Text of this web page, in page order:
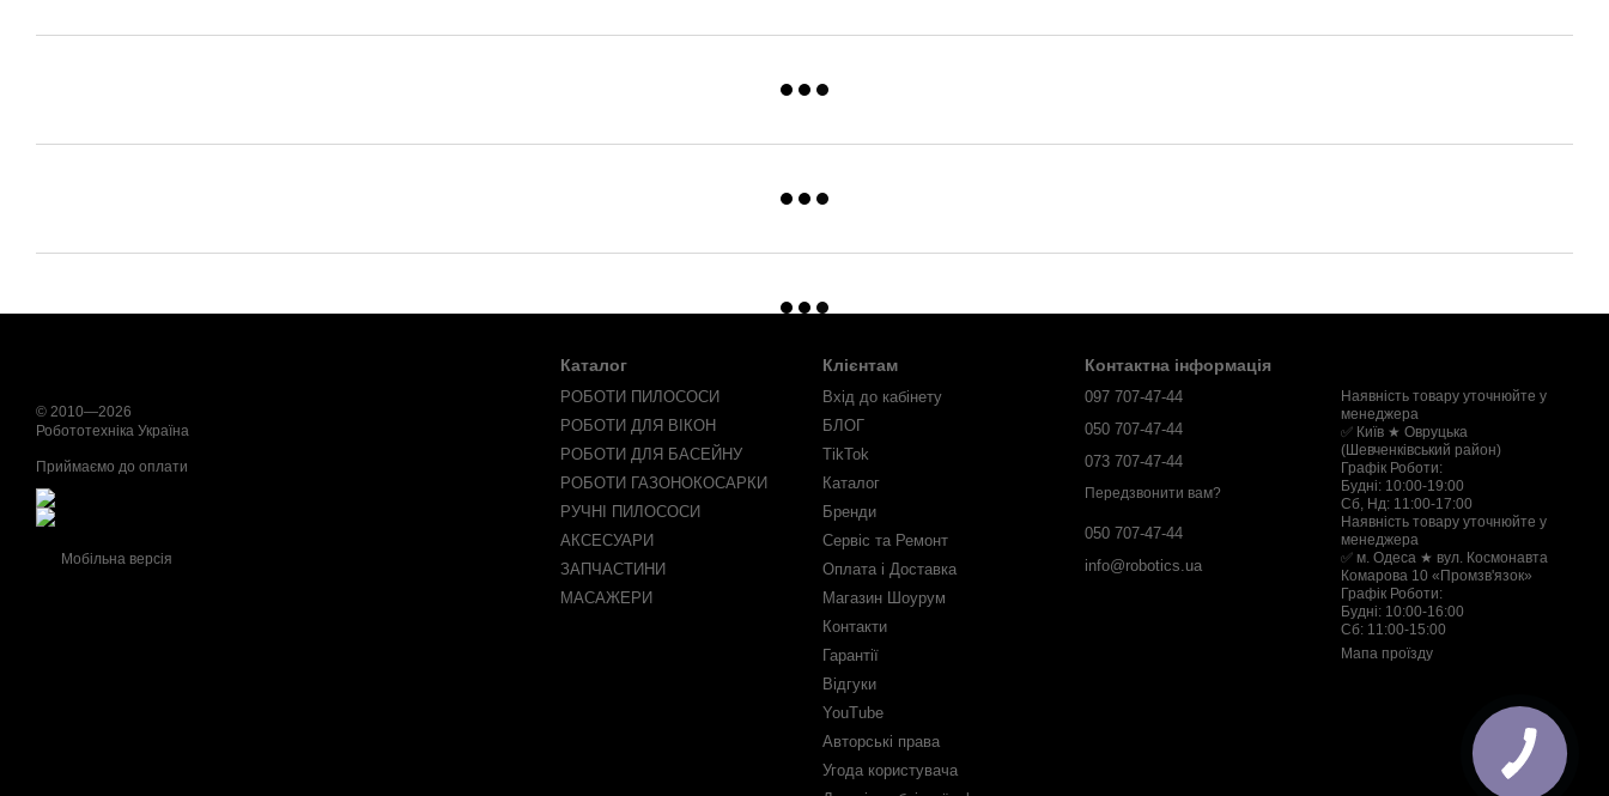
© 2010—2026
Робототехніка Україна
Приймаємо до оплати
Мобільна версія
Каталог
РОБОТИ ПИЛОСОСИ
РОБОТИ ДЛЯ ВІКОН
РОБОТИ ДЛЯ БАСЕЙНУ
РОБОТИ ГАЗОНОКОСАРКИ
РУЧНІ ПИЛОСОСИ
АКСЕСУАРИ
ЗАПЧАСТИНИ
МАСАЖЕРИ
Клієнтам
Вхід до кабінету
БЛОГ
TikTok
Каталог
Бренди
Сервіс та Ремонт
Оплата і Доставка
Магазин Шоурум
Контакти
Гарантії
Відгуки
YouTube
Авторські права
Угода користувача
Контактна інформація
097 707-47-44
050 707-47-44
073 707-47-44
Передзвонити вам?
050 707-47-44
info@robotics.ua
Наявність товару уточнюйте у
менеджера
✅ Київ ★ Овруцька
(Шевченківський район)
Графік Роботи:
Будні: 10:00-19:00
Сб, Нд: 11:00-17:00
Наявність товару уточнюйте у
менеджера
✅ м. Одеса ★ вул. Космонавта
Комарова 10 «Промзв'язок»
Графік Роботи:
Будні: 10:00-16:00
Сб: 11:00-15:00
Мапа проїзду